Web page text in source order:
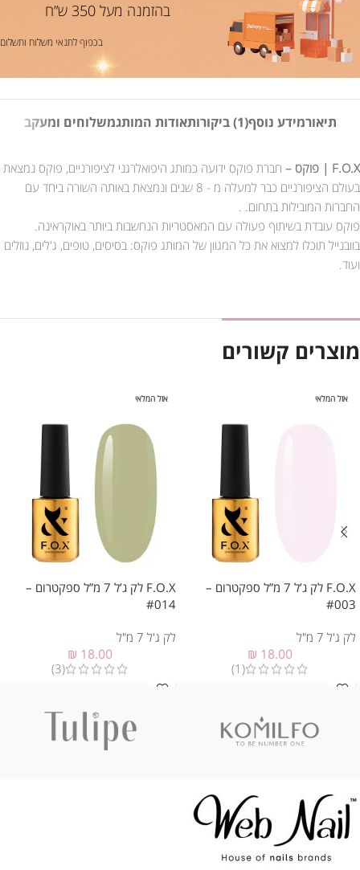
בהזמנה מעל 350 ש”ח
בכפוף לתנאי משלוח ותשלום
תיאורמידע נוסף(1) ביקורות אודות המותגמשלוחים ומעקב
F.O.X | פוקס –
חברת פוקס ידועה כמותג היפואלרגני לציפורניים, פוקס נמצאת
בעולם הציפורניים כבר למעלה מ - 8 שנים ונמצאת באותה השורה ביחד עם
החברות המובילות בתחום. .
פוקס עובדת בשיתוף פעולה עם המאסטריות הנחשבות ביותר באוקראינה.
בוובנייל תוכלו למצוא את כל המגוון של המותג פוקס: בסיסים, טופים, ג'לים, נוזלים
ועוד.
מוצרים קשורים
אזל המלאי
F.O.X לק ג’ל 7 מ”ל ספקטרום –
#003
לק ג'ל 7 מ"ל
₪ 18.00
(1)
אזל המלאי
F.O.X לק ג’ל 7 מ”ל ספקטרום –
#014
לק ג'ל 7 מ"ל
₪ 18.00
(3)